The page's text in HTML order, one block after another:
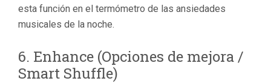
esta función en el termómetro de las ansiedades
musicales de la noche.
6. Enhance (Opciones de mejora /
Smart Shuffle)